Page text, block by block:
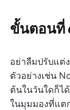
ขั้นตอนที่
อย่าลืมปรับแต่
ตัวอย่างเช่น
ต้นในวันใดก็ไ
ในมุมมองที่แต